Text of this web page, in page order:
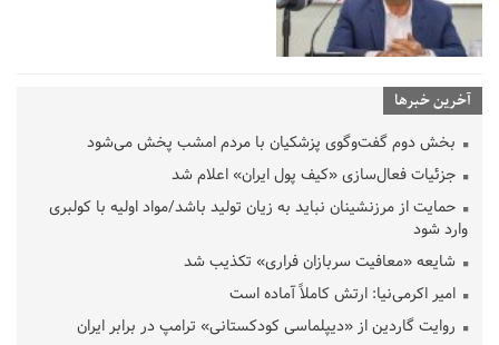
آخرین خبرها
بخش دوم گفت‌وگوی پزشکیان با مردم امشب پخش می‌شود
جزئیات فعال‌سازی «کیف پول ایران» اعلام شد
حمایت از مرزنشینان نباید به زیان تولید باشد/مواد اولیه با کولبری
وارد شود
شایعه «معافیت سربازان فراری» تکذیب شد
امیر اکرمی‌نیا: ارتش کاملاً آماده است
روایت گاردین از «دیپلماسی کودکستانی» ترامپ در برابر ایران